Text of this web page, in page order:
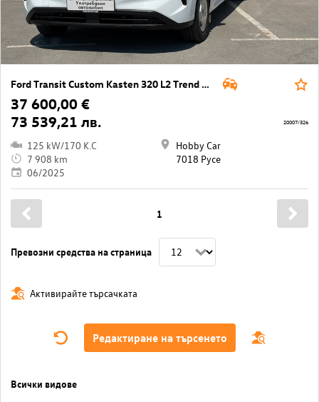
Ford Transit Custom Kasten 320 L2 Trend AWD
37 600,00 €
73 539,21 лв.
125 kW/170 K.C
7 908 km
06/2025
Hobby Car
7018 Русе
20007/326
Превозни средства на страница
1
Активирайте търсачката
Редактиране на търсенето
Всички видове